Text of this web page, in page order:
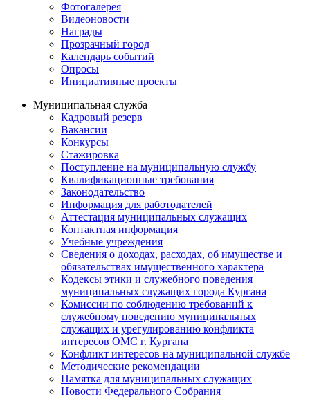
Фотогалерея
Видеоновости
Награды
Прозрачный город
Календарь событий
Опросы
Инициативные проекты
Муниципальная служба
Кадровый резерв
Вакансии
Конкурсы
Стажировка
Поступление на муниципальную службу
Квалификационные требования
Законодательство
Информация для работодателей
Аттестация муниципальных служащих
Контактная информация
Учебные учреждения
Сведения о доходах, расходах, об имуществе и
обязательствах имущественного характера
Кодексы этики и служебного поведения
муниципальных служащих города Кургана
Комиссии по соблюдению требований к
служебному поведению муниципальных
служащих и урегулированию конфликта
интересов ОМС г. Кургана
Конфликт интересов на муниципальной службе
Методические рекомендации
Памятка для муниципальных служащих
Новости Федерального Cобрания